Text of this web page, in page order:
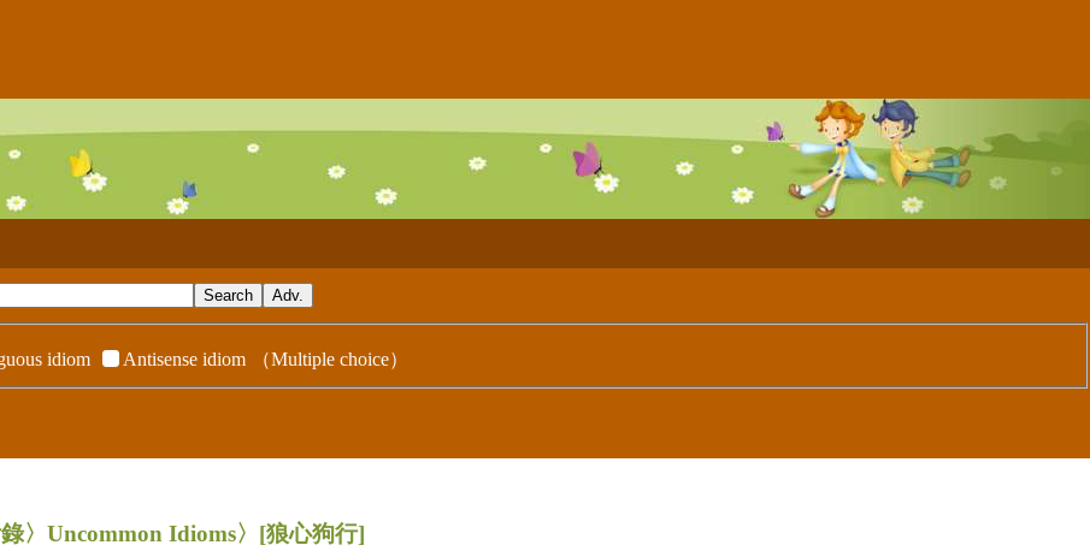
idiom Antisense idiom （Multiple choice）
〉Uncommon Idioms〉 [狼心狗行]